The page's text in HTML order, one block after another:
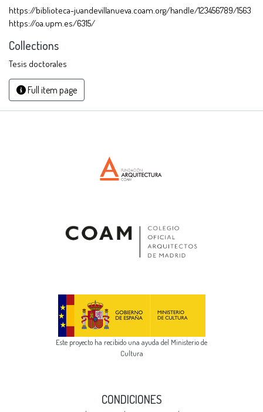
https://biblioteca-juandevillanueva.coam.org/handle/123456789/1563
https://oa.upm.es/6315/
Collections
Tesis doctorales
Full item page
Este proyecto ha recibido una ayuda del Ministerio de
Cultura
CONDICIONES